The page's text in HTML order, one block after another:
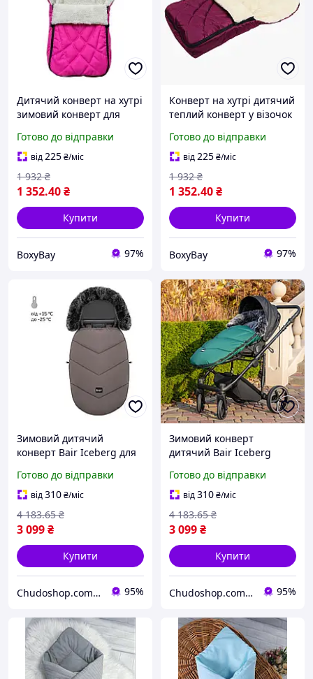
Дитячий конверт на хутрі
зимовий конверт для
спальник у візочок
конверт кокон для
малюків
Готово до відправки
від225₴/міс
1 352.40₴
1 932 ₴
Купити
BoxyBay 97%
Конверт на хутрі дитячий
теплий конверт у візочок
немовлят хутряний чохол
для малюків
Готово до відправки
від225₴/міс
1 352.40₴
1 932 ₴
Купити
BoxyBay 97%
Зимовий дитячий
конверт Bair Iceberg для
водовідштовхувальною
тканиною та плюшевим
утепленням для малюка
Готово до відправки
від310₴/міс
3 099₴
4 183.65 ₴
Купити
Chudoshop.com.ua 95%
Зимовий конверт
дитячий Bair Iceberg
санчат з вітрозахистом
копюшоном для малюка з
народження до 3 років
Готово до відправки
від310₴/міс
3 099₴
4 183.65 ₴
Купити
Chudoshop.com.ua 95%